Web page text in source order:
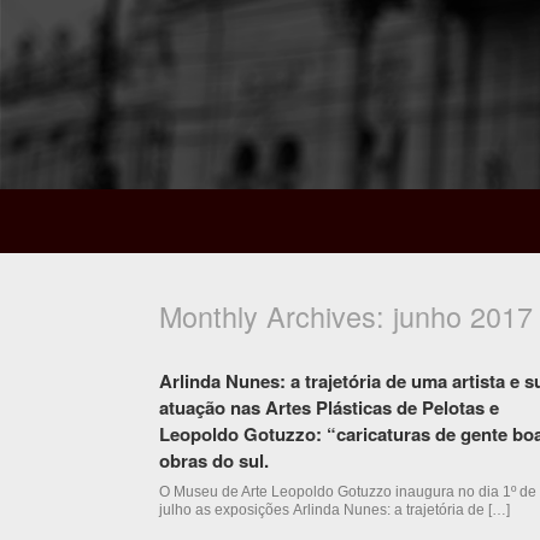
Monthly Archives: junho 2017
Arlinda Nunes: a trajetória de uma artista e
atuação nas Artes Plásticas de Pelotas e
Leopoldo Gotuzzo: “caricaturas de gente
obras do sul.
O Museu de Arte Leopoldo Gotuzzo inaugura no dia 1º de
julho as exposições Arlinda Nunes: a trajetória de […]